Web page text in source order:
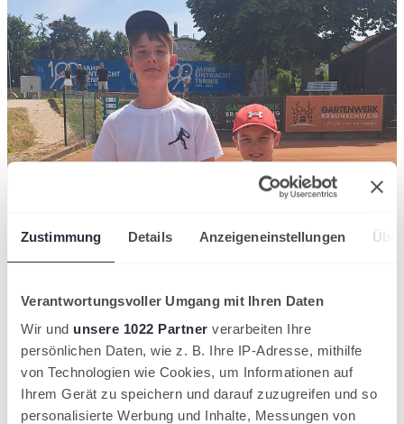
Zustimmung Details Anzeigeneinstellungen
Verantwortungsvoller Umgang mit Ihren Daten
Wir und unsere 1022 Partner verarbeiten Ihre
persönlichen Daten, wie z. B. Ihre IP-Adresse, mithilfe
von Technologien wie Cookies, um Informationen auf
Ihrem Gerät zu speichern und darauf zuzugreifen und so
personalisierte Werbung und Inhalte, Messungen von